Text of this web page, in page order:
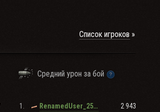
Список игроков
Средний урон за бой
1. RenamedUser_256137167 2 943